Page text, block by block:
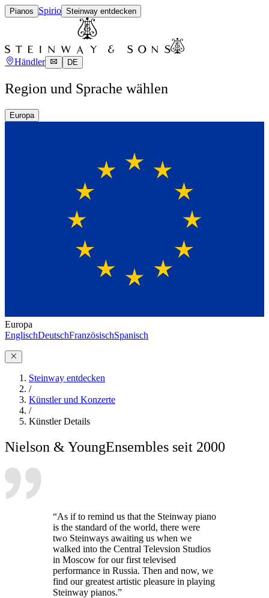
Pianos Spirio Steinway entdecken
Händler DE
Region und Sprache wählen
Europa
Europa
EnglischDeutschFranzösischSpanisch
Steinway entdecken
/
Künstler und Konzerte
/
Künstler Details
Nielson & YoungEnsembles seit 2000
“As if to remind us that the Steinway piano
is the standard of the world, there were
two Steinways awaiting us when we
walked into the Central Televsion Studios
in Moscow for our first televised
performance in Russia. Then and now, we
find our greatest artistic pleasure in playing
Steinway pianos.”